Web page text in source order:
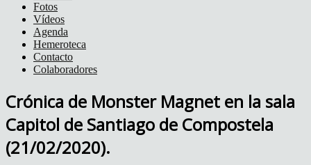
Fotos
Vídeos
Agenda
Hemeroteca
Contacto
Colaboradores
Crónica de Monster Magnet en la sala
Capitol de Santiago de Compostela
(21/02/2020).